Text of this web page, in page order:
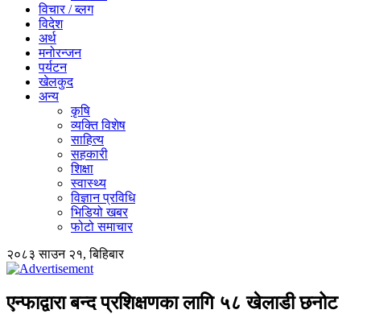
विचार / ब्लग
विदेश
अर्थ
मनोरन्जन
पर्यटन
खेलकुद
अन्य
कृषि
व्यक्ति विशेष
साहित्य
सहकारी
शिक्षा
स्वास्थ्य
विज्ञान प्रविधि
भिडियो खबर
फोटो समाचार
२०८३ साउन २१, बिहिबार
एन्फाद्वारा बन्द प्रशिक्षणका लागि ५८ खेलाडी छनोट